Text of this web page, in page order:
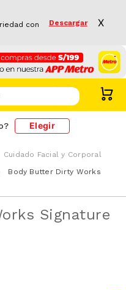
con
Descargar X
Elegir
Cuidado Facial y Corporal
Body Butter Dirty Works
Signature